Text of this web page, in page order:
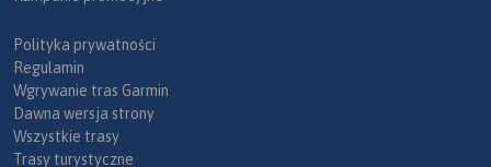
Polityka prywatności
Regulamin
Wgrywanie tras Garmin
Dawna wersja strony
Wszystkie trasy
Trasy turystyczne